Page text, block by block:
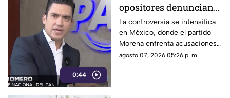
0:44
opositores denuncian
intentos de censura
sobre políticos y
crimen organizado
La controversia se intensifica
en México, donde el partido
Morena enfrenta acusaciones
de censura y manipulación
agosto 07, 2026 05:26 p. m.